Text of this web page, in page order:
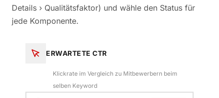
Details › Qualitätsfaktor) und wähle den Status für
jede Komponente.
ERWARTETE CTR
Klickrate im Vergleich zu Mitbewerbern beim
selben Keyword